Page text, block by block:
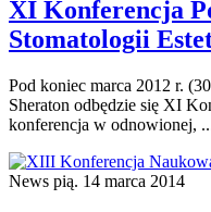
XI Konferencja
Stomatologii
Pod koniec marca 2012 r.
Sheraton odbędzie się XI
konferencja w odnowionej,
News pią. 14 marca 2014